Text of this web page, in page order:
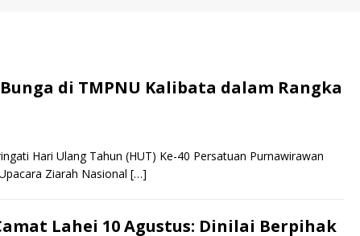
di TMPNU Kalibata dalam Rangka
Hari Ulang Tahun (HUT) Ke-40 Persatuan Purnawirawan
Ziarah Nasional […]
Lahei 10 Agustus: Dinilai Berpihak